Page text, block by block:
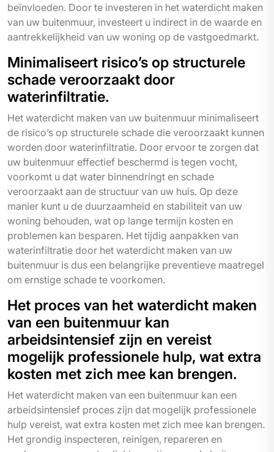
beïnvloeden. Door te investeren in het waterdicht maken
van uw buitenmuur, investeert u indirect in de waarde en
aantrekkelijkheid van uw woning op de vastgoedmarkt.
Minimaliseert risico’s op structurele
schade veroorzaakt door
waterinfiltratie.
Het waterdicht maken van uw buitenmuur minimaliseert
de risico’s op structurele schade die veroorzaakt kunnen
worden door waterinfiltratie. Door ervoor te zorgen dat
uw buitenmuur effectief beschermd is tegen vocht,
voorkomt u dat water binnendringt en schade
veroorzaakt aan de structuur van uw huis. Op deze
manier kunt u de duurzaamheid en stabiliteit van uw
woning behouden, wat op lange termijn kosten en
problemen kan besparen. Het tijdig aanpakken van
waterinfiltratie door het waterdicht maken van uw
buitenmuur is dus een belangrijke preventieve maatregel
om ernstige schade te voorkomen.
Het proces van het waterdicht maken
van een buitenmuur kan
arbeidsintensief zijn en vereist
mogelijk professionele hulp, wat extra
kosten met zich mee kan brengen.
Het waterdicht maken van een buitenmuur kan een
arbeidsintensief proces zijn dat mogelijk professionele
hulp vereist, wat extra kosten met zich mee kan brengen.
Het grondig inspecteren, reinigen, repareren en